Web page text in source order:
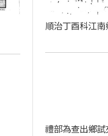
順治丁酉科江
禮部為查出鄉